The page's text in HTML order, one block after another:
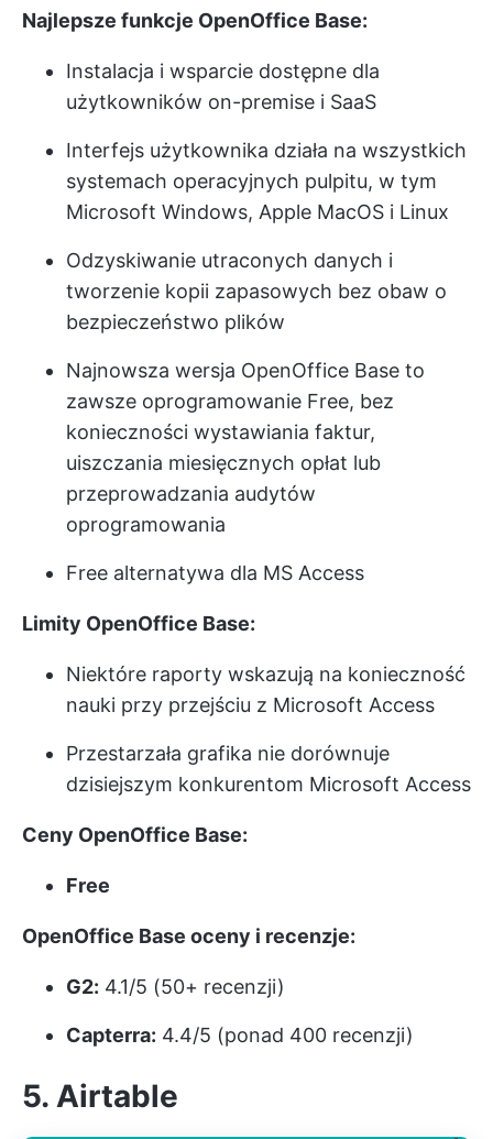
Najlepsze funkcje OpenOffice Base:
Instalacja i wsparcie dostępne dla
użytkowników on-premise i SaaS
Interfejs użytkownika działa na wszystkich
systemach operacyjnych pulpitu, w tym
Microsoft Windows, Apple MacOS i Linux
Odzyskiwanie utraconych danych i
tworzenie kopii zapasowych bez obaw o
bezpieczeństwo plików
Najnowsza wersja OpenOffice Base to
zawsze oprogramowanie Free, bez
konieczności wystawiania faktur,
uiszczania miesięcznych opłat lub
przeprowadzania audytów
oprogramowania
Free alternatywa dla MS Access
Limity OpenOffice Base:
Niektóre raporty wskazują na konieczność
nauki przy przejściu z Microsoft Access
Przestarzała grafika nie dorównuje
dzisiejszym konkurentom Microsoft Access
Ceny OpenOffice Base:
Free
OpenOffice Base oceny i recenzje:
G2: 4.1/5 (50+ recenzji)
Capterra: 4.4/5 (ponad 400 recenzji)
5. Airtable